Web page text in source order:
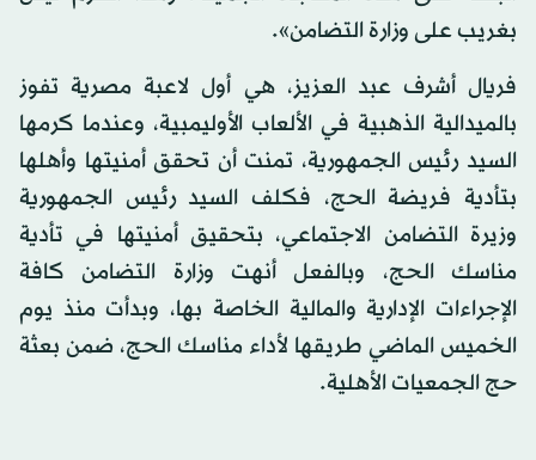
بغريب على وزارة التضامن».
فريال أشرف عبد العزيز، هي أول لاعبة مصرية تفوز
بالميدالية الذهبية في الألعاب الأوليمبية، وعندما كرمها
السيد رئيس الجمهورية، تمنت أن تحقق أمنيتها وأهلها
بتأدية فريضة الحج، فكلف السيد رئيس الجمهورية
وزيرة التضامن الاجتماعي، بتحقيق أمنيتها في تأدية
مناسك الحج، وبالفعل أنهت وزارة التضامن كافة
الإجراءات الإدارية والمالية الخاصة بها، وبدأت منذ يوم
الخميس الماضي طريقها لأداء مناسك الحج، ضمن بعثة
حج الجمعيات الأهلية.